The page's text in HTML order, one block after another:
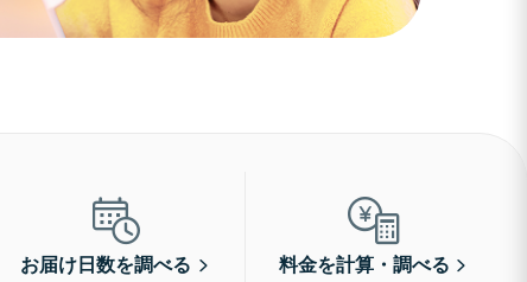
お届け日数を調べる 料金を計算・調べる